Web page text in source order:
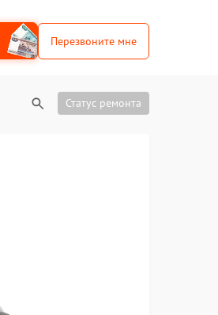
Перезвоните мне
Статус ремонта